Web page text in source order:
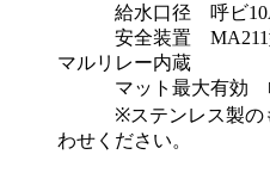
給水口径 呼ビ10A
安全装置 MA211型
マルリレー内蔵
マット最大有効 巾
※ステンレス製のも
わせください。